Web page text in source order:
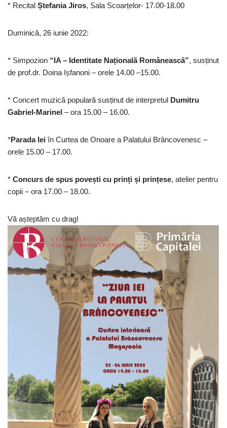
* Recital Ștefania Jiros, Sala Scoarțelor- 17.00-18.00
Duminică, 26 iunie 2022:
* Simpozion “IA – Identitate Națională Românească”, susținut
de prof.dr. Doina Ișfanoni – orele 14.00 –15.00.
* Concert muzică populară susținut de interpretul Dumitru
Gabriel-Marinel – ora 15.00 – 16.00.
*Parada Iei în Curtea de Onoare a Palatului Brâncovenesc –
orele 15.00 – 17.00.
* Concurs de spus povești cu prinți și prințese, atelier pentru
copii – ora 17.00 – 18.00.
Vă așteptăm cu drag!